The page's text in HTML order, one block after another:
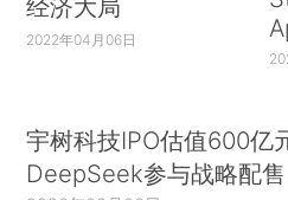
经济大局
2022年04月06日
宇树科技IPO估值600亿
DeepSeek参与战略配售